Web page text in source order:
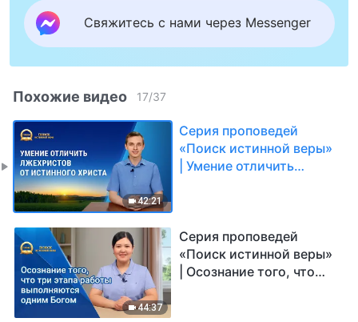
Свяжитесь с нами через Messenger
Похожие видео 17/37
42:21
Серия проповедей
«Поиск истинной веры»
| Умение отличить
44:37
Серия проповедей
«Поиск истинной веры»
| Осознание того, что